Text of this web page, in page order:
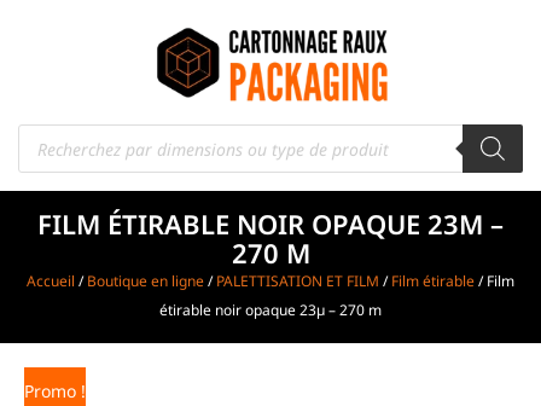
FILM ÉTIRABLE NOIR OPAQUE 23Μ –
270 M
Accueil /Boutique en ligne/PALETTISATION ET FILM /Film étirable/ Film
étirable noir opaque 23µ – 270 m
Promo !